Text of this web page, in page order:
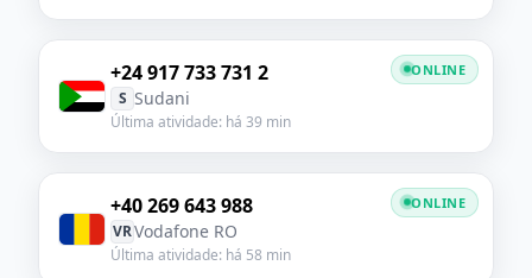
+24 917 733 731 2
S Sudani
Última atividade: há 39 min
ONLINE
+40 269 643 988
VRVodafone RO
Última atividade: há 58 min
ONLINE